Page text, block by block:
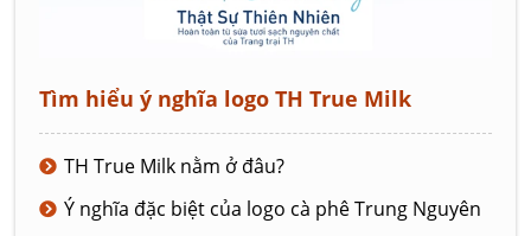
Tìm hiểu ý nghĩa logo TH True Milk
TH True Milk nằm ở đâu?
Ý nghĩa đặc biệt của logo cà phê Trung Nguyên